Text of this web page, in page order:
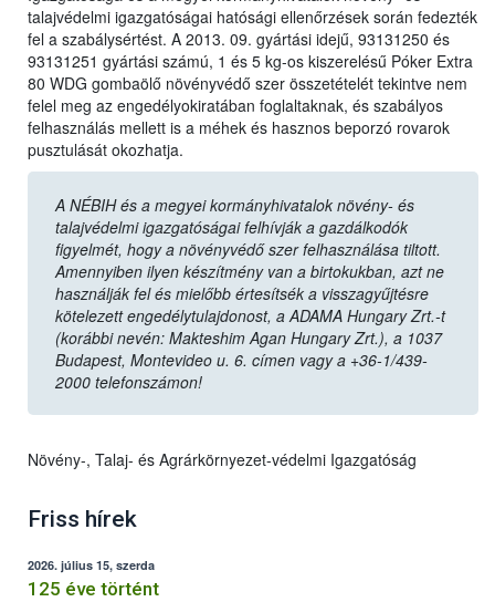
talajvédelmi igazgatóságai hatósági ellenőrzések során fedezték
fel a szabálysértést. A 2013. 09. gyártási idejű, 93131250 és
93131251 gyártási számú, 1 és 5 kg-os kiszerelésű Póker Extra
80 WDG gombaölő növényvédő szer összetételét tekintve nem
felel meg az engedélyokiratában foglaltaknak, és szabályos
felhasználás mellett is a méhek és hasznos beporzó rovarok
pusztulását okozhatja.
A NÉBIH és a megyei kormányhivatalok növény- és
talajvédelmi igazgatóságai felhívják a gazdálkodók
figyelmét, hogy a növényvédő szer felhasználása tiltott.
Amennyiben ilyen készítmény van a birtokukban, azt ne
használják fel és mielőbb értesítsék a visszagyűjtésre
kötelezett engedélytulajdonost, a ADAMA Hungary Zrt.-t
(korábbi nevén: Makteshim Agan Hungary Zrt.), a 1037
Budapest, Montevideo u. 6. címen vagy a +36-1/439-
2000 telefonszámon!
Növény-, Talaj- és Agrárkörnyezet-védelmi Igazgatóság
Friss hírek
2026. július 15, szerda
125 éve történt